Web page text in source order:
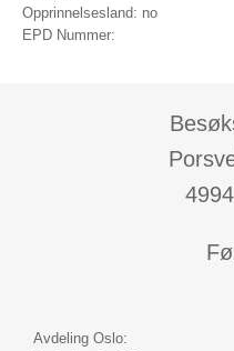
Opprinnelsesland: no
EPD Nummer:
Avdeling Oslo: